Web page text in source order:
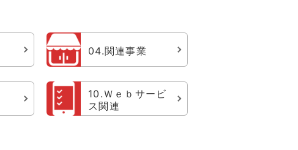
04.関連事業
10.Ｗｅｂサービ
ス関連